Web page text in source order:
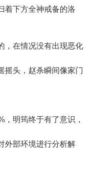
下方全神戒备的洛
在情况没有出现恶化
摇头，赵杀瞬间像家门
明筠终于有了意识，
外部环境进行分析解